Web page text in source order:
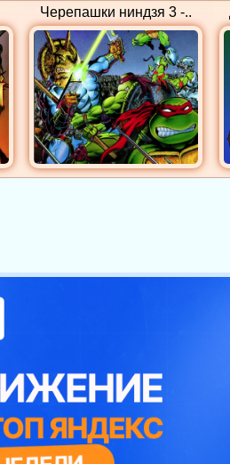
Черепашки ниндзя 3 -..